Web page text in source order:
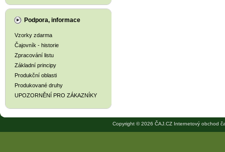
Podpora, informace
Vzorky zdarma
Čajovník - historie
Zpracování listu
Základní principy
Produkční oblasti
Produkované druhy
UPOZORNĚNÍ PRO ZÁKAZNÍKY
Copyright © 2026 ČAJ.CZ Internetový obchod